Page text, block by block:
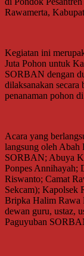
Rawamerta,
Kegiatan ini
Juta Pohon untuk
SORBAN dengan
dilaksanakan secara
penanaman pohon
Acara yang
langsung oleh Abah
SORBAN; Abuya
Ponpes Annihayah;
Riswanto; Camat
Sekcam); Kapolsek
Bripka Halim Rawa
dewan guru, ustaz,
Paguyuban